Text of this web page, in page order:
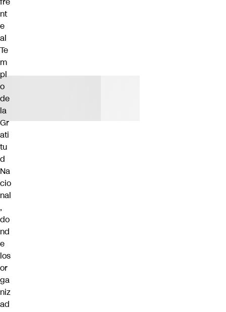
nt
e
al
Te
m
pl
o
de
la
Gr
ati
tu
d
Na
cio
nal
,
do
nd
e
los
or
ga
niz
ad